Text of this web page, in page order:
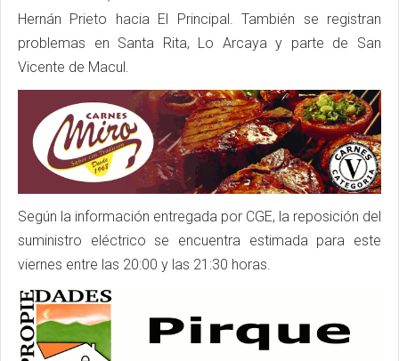
Hernán Prieto hacia El Principal. También se registran
problemas en Santa Rita, Lo Arcaya y parte de San
Vicente de Macul.
Según la información entregada por CGE, la reposición del
suministro eléctrico se encuentra estimada para este
viernes entre las 20:00 y las 21:30 horas.